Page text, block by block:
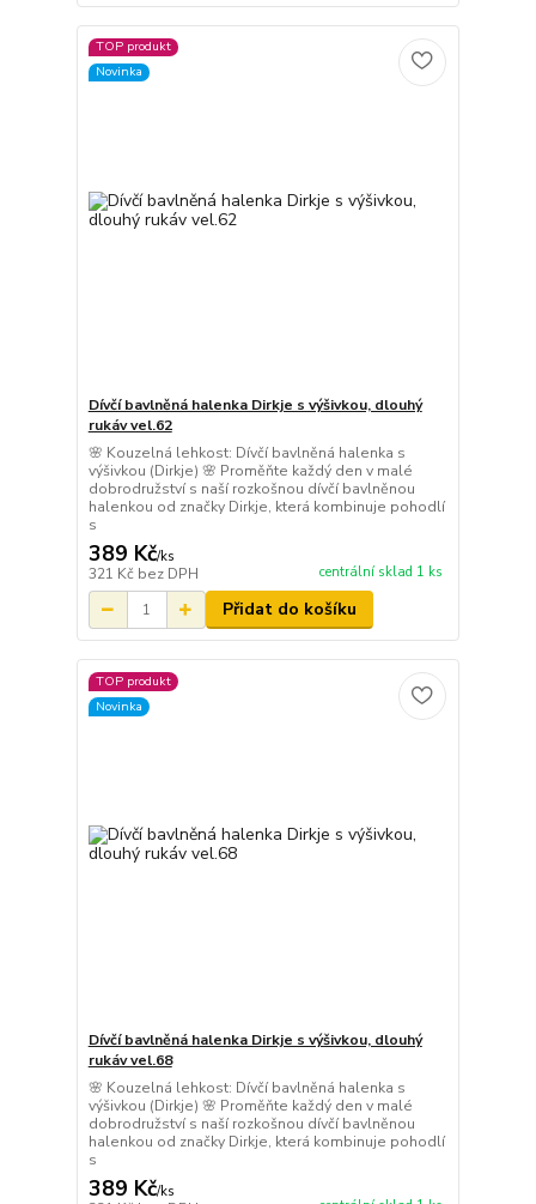
TOP produkt
Novinka
Dívčí bavlněná halenka Dirkje s výšivkou, dlouhý
rukáv vel.62
🌸 Kouzelná lehkost: Dívčí bavlněná halenka s
výšivkou (Dirkje) 🌸 Proměňte každý den v malé
dobrodružství s naší rozkošnou dívčí bavlněnou
halenkou od značky Dirkje, která kombinuje pohodlí
s
389 Kč/ks
321 Kč bez DPH centrální sklad 1 ks
Přidat do košíku
TOP produkt
Novinka
Dívčí bavlněná halenka Dirkje s výšivkou, dlouhý
rukáv vel.68
🌸 Kouzelná lehkost: Dívčí bavlněná halenka s
výšivkou (Dirkje) 🌸 Proměňte každý den v malé
dobrodružství s naší rozkošnou dívčí bavlněnou
halenkou od značky Dirkje, která kombinuje pohodlí
s
389 Kč/ks